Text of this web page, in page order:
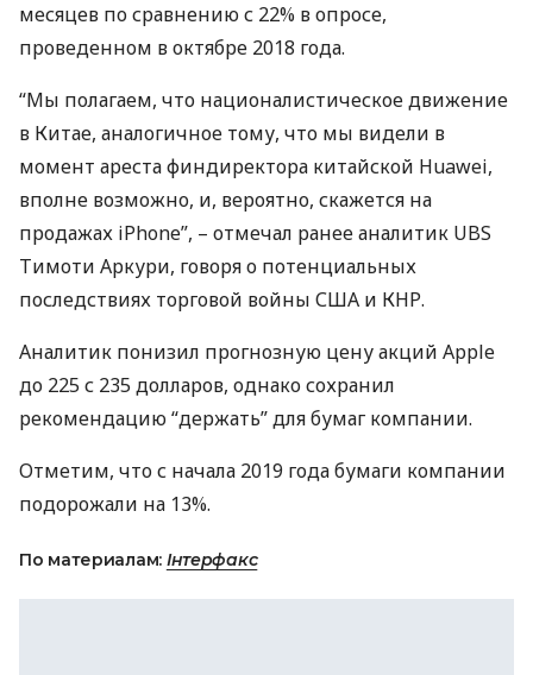
месяцев по сравнению с 22% в опросе,
проведенном в октябре 2018 года.
“Мы полагаем, что националистическое движение
в Китае, аналогичное тому, что мы видели в
момент ареста финдиректора китайской Huawei,
вполне возможно, и, вероятно, скажется на
продажах iPhone”, – отмечал ранее аналитик UBS
Тимоти Аркури, говоря о потенциальных
последствиях торговой войны США и КНР.
Аналитик понизил прогнозную цену акций Apple
до 225 с 235 долларов, однако сохранил
рекомендацию “держать” для бумаг компании.
Отметим, что с начала 2019 года бумаги компании
подорожали на 13%.
По материалам: Інтерфакс